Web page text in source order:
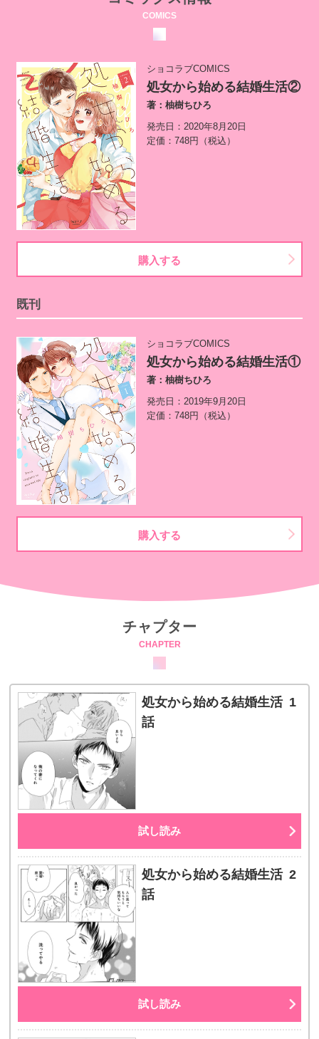
COMICS
ショコラブCOMICS
処女から始める結婚生活②
著：柚樹ちひろ
発売日：2020年8月20日
定価：748円（税込）
購入する
既刊
ショコラブCOMICS
処女から始める結婚生活①
著：柚樹ちひろ
発売日：2019年9月20日
定価：748円（税込）
購入する
チャプター
CHAPTER
処女から始める結婚生活 1
話
試し読み
処女から始める結婚生活 2
話
試し読み